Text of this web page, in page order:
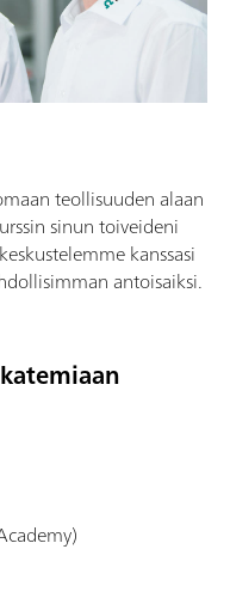
teollisuuden alaan
sinun toiveideni
kanssasi
antoisaiksi.